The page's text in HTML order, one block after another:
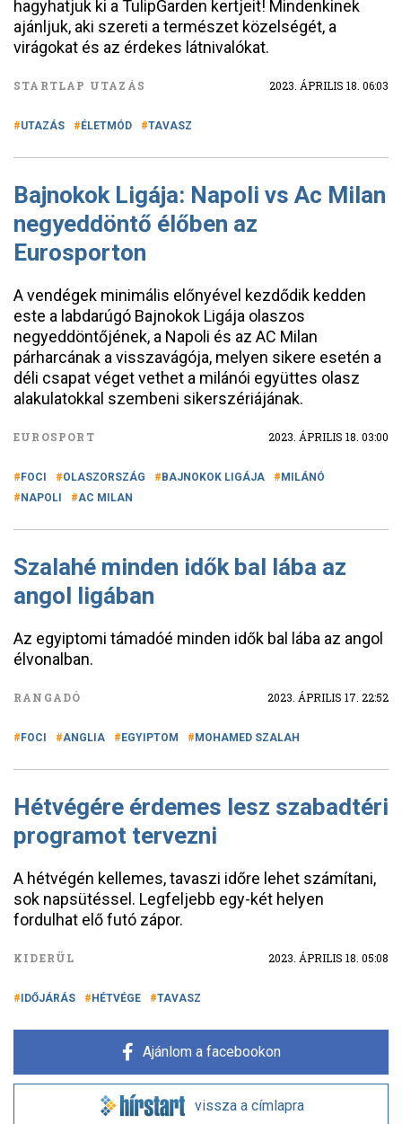
hagyhatjuk ki a TulipGarden kertjeit! Mindenkinek
ajánljuk, aki szereti a természet közelségét, a
virágokat és az érdekes látnivalókat.
STARTLAP UTAZÁS 2023. ÁPRILIS 18. 06:03
UTAZÁS ÉLETMÓD TAVASZ
Bajnokok Ligája: Napoli vs Ac Milan
negyeddöntő élőben az
Eurosporton
A vendégek minimális előnyével kezdődik kedden
este a labdarúgó Bajnokok Ligája olaszos
negyeddöntőjének, a Napoli és az AC Milan
párharcának a visszavágója, melyen sikere esetén a
déli csapat véget vethet a milánói együttes olasz
alakulatokkal szembeni sikerszériájának.
EUROSPORT 2023. ÁPRILIS 18. 03:00
FOCI OLASZORSZÁG BAJNOKOK LIGÁJA
MILÁNÓ
NAPOLI
AC MILAN
Szalahé minden idők bal lába az
angol ligában
Az egyiptomi támadóé minden idők bal lába az angol
élvonalban.
RANGADÓ 2023. ÁPRILIS 17. 22:52
FOCI ANGLIA EGYIPTOM MOHAMED SZALAH
Hétvégére érdemes lesz szabadtéri
programot tervezni
A hétvégén kellemes, tavaszi időre lehet számítani,
sok napsütéssel. Legfeljebb egy-két helyen
fordulhat elő futó zápor.
KIDERÜL 2023. ÁPRILIS 18. 05:08
IDŐJÁRÁS HÉTVÉGE TAVASZ
Ajánlom a facebookon
vissza a címlapra